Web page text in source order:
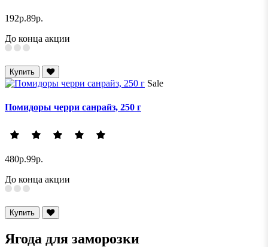
192р.89р.
До конца акции
Купить
Sale
Помидоры черри санрайз, 250 г
480р.99р.
До конца акции
Купить
Ягода для заморозки